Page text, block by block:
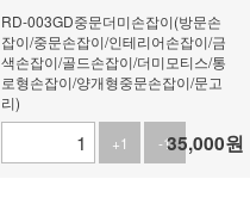
RD-003GD중문더미손잡이(방문손
잡이/중문손잡이/인테리어손잡이/금
색손잡이/골드손잡이/더미모티스/통
로형손잡이/양개형중문손잡이/문고
리)
+1
-135,000원